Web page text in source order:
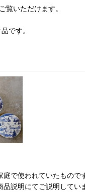
いただけます。
です。
で使われていたもの
説明にてご説明して